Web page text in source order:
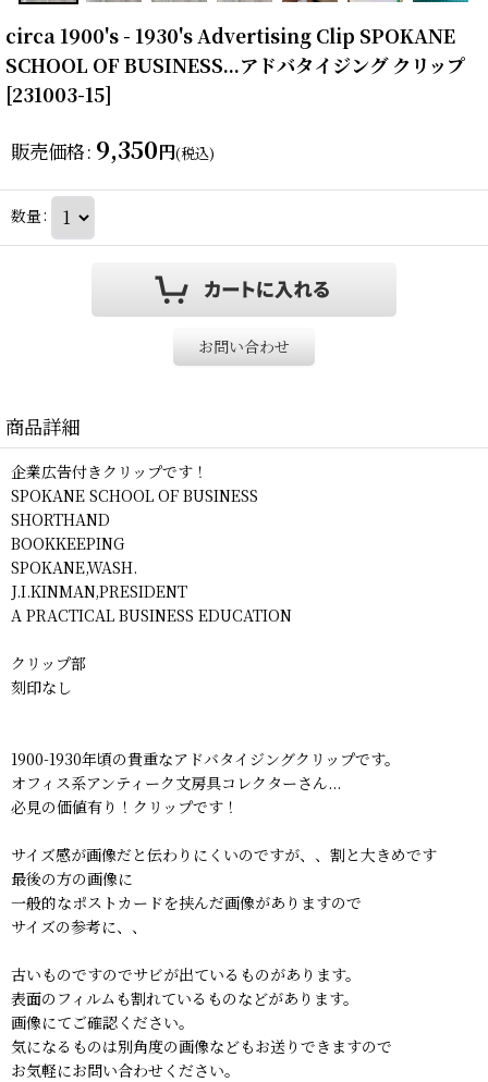
circa 1900's - 1930's Advertising Clip SPOKANE
SCHOOL OF BUSINESS...アドバタイジング クリップ
[231003-15]
販売価格: 9,350円(税込)
数量:
お問い合わせ
商品詳細
企業広告付きクリップです！
SPOKANE SCHOOL OF BUSINESS
SHORTHAND
BOOKKEEPING
SPOKANE,WASH.
J.I.KINMAN,PRESIDENT
A PRACTICAL BUSINESS EDUCATION
クリップ部
刻印なし
1900-1930年頃の貴重なアドバタイジングクリップです。
オフィス系アンティーク文房具コレクターさん...
必見の価値有り！クリップです！
サイズ感が画像だと伝わりにくいのですが、、割と大きめです
最後の方の画像に
一般的なポストカードを挟んだ画像がありますので
サイズの参考に、、
古いものですのでサビが出ているものがあります。
表面のフィルムも割れているものなどがあります。
画像にてご確認ください。
気になるものは別角度の画像などもお送りできますので
お気軽にお問い合わせください。